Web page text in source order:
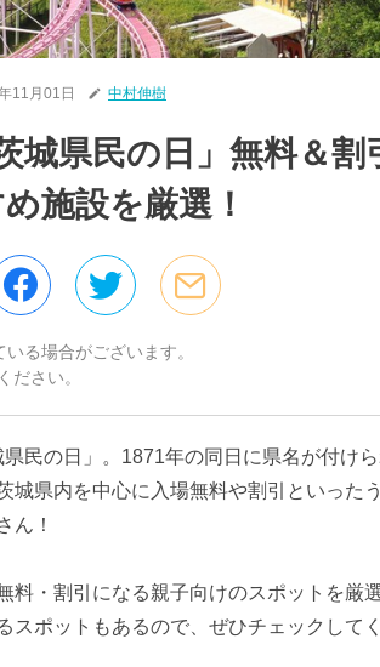
11月01日 中村伸樹
城県民の日」無料＆割
施設を厳選！
る場合がございます。
ださい。
民の日」。1871年の同日に県名が付け
城県内を中心に入場無料や割引といった
ん！
料・割引になる親子向けのスポットを厳
ポットもあるので、ぜひチェックしてく